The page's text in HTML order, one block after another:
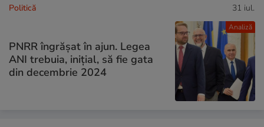
Analiză
Politică 31 iul.
PNRR îngrășat în ajun. Legea
ANI trebuia, inițial, să fie gata
din decembrie 2024